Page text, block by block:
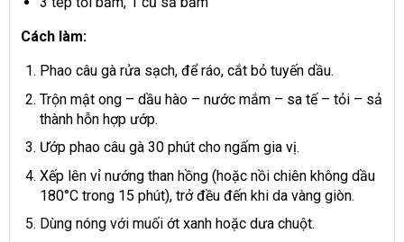
Cách làm:
Phao câu gà rửa sạch, để ráo, cắt bỏ tuyến dầu.
Trộn mật ong – dầu hào – nước mắm – sa tế – tỏi – sả
thành hỗn hợp ướp.
Ướp phao câu gà 30 phút cho ngấm gia vị.
Xếp lên vỉ nướng than hồng (hoặc nồi chiên không dầu
180°C trong 15 phút), trở đều đến khi da vàng giòn.
Dùng nóng với muối ớt xanh hoặc dưa chuột.